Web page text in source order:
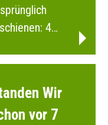
4
Wir
vor 7